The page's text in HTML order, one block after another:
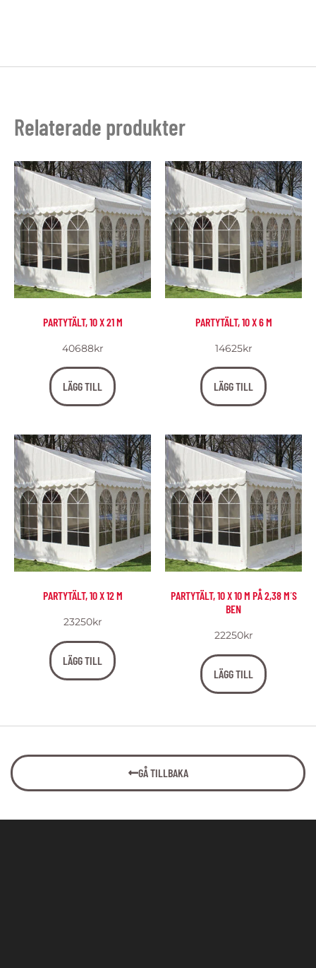
Relaterade produkter
PARTYTÄLT, 10 X 21 M
40688kr
LÄGG TILL
PARTYTÄLT, 10 X 6 M
14625kr
LÄGG TILL
PARTYTÄLT, 10 X 12 M
23250kr
LÄGG TILL
PARTYTÄLT, 10 X 10 M PÅ 2,38 M´S
BEN
22250kr
LÄGG TILL
GÅ TILLBAKA